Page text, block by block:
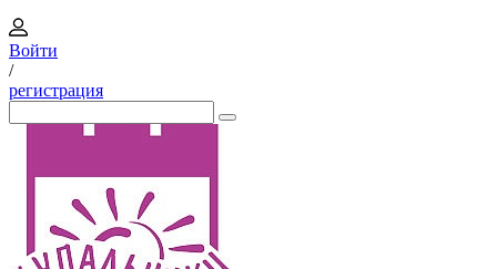
Войти
/
регистрация